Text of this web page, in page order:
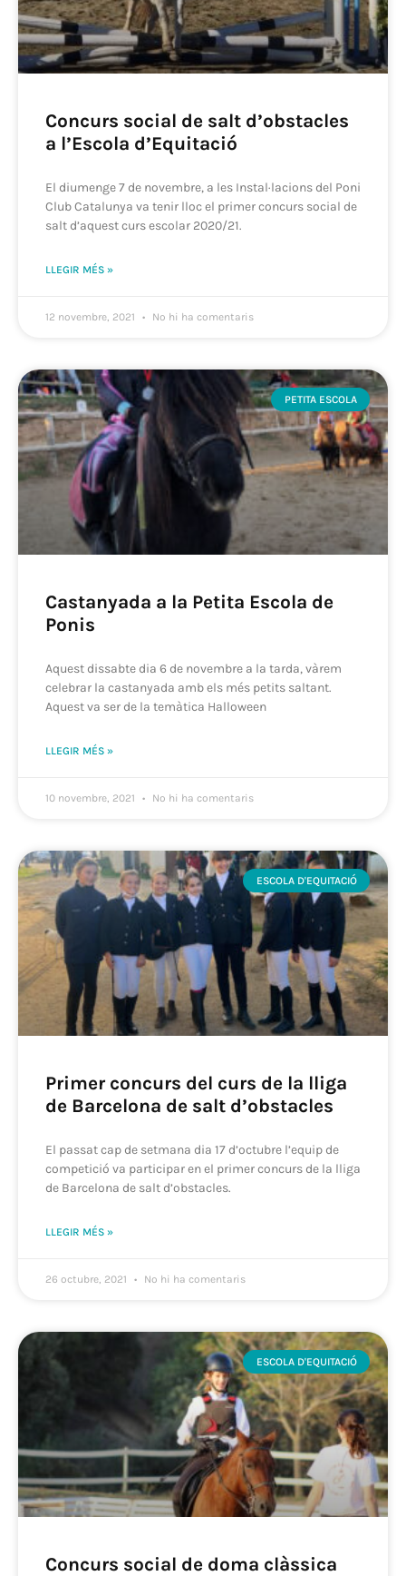
Concurs social de salt d’obstacles
a l’Escola d’Equitació
El diumenge 7 de novembre, a les Instal·lacions del Poni
Club Catalunya va tenir lloc el primer concurs social de
salt d’aquest curs escolar 2020/21.
LLEGIR MÉS »
12 novembre, 2021 No hi ha comentaris
PETITA ESCOLA
Castanyada a la Petita Escola de
Ponis
Aquest dissabte dia 6 de novembre a la tarda, vàrem
celebrar la castanyada amb els més petits saltant.
Aquest va ser de la temàtica Halloween
LLEGIR MÉS »
10 novembre, 2021 No hi ha comentaris
ESCOLA D'EQUITACIÓ
Primer concurs del curs de la lliga
de Barcelona de salt d’obstacles
El passat cap de setmana dia 17 d’octubre l’equip de
competició va participar en el primer concurs de la lliga
de Barcelona de salt d’obstacles.
LLEGIR MÉS »
26 octubre, 2021 No hi ha comentaris
ESCOLA D'EQUITACIÓ
Concurs social de doma clàssica